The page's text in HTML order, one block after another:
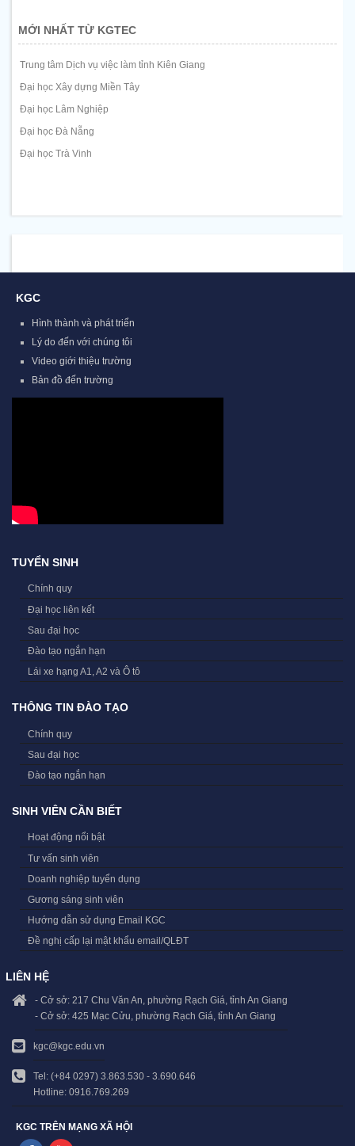
MỚI NHẤT TỪ KGTEC
Trung tâm Dịch vụ việc làm tỉnh Kiên Giang
Đại học Xây dựng Miền Tây
Đại học Lâm Nghiệp
Đại học Đà Nẵng
Đại học Trà Vinh
KGC
Hình thành và phát triển
Lý do đến với chúng tôi
Video giới thiệu trường
Bản đồ đến trường
TUYỂN SINH
Chính quy
Đại học liên kết
Sau đại học
Đào tạo ngắn hạn
Lái xe hạng A1, A2 và Ô tô
THÔNG TIN ĐÀO TẠO
Chính quy
Sau đại học
Đào tạo ngắn hạn
SINH VIÊN CẦN BIẾT
Hoạt động nổi bật
Tư vấn sinh viên
Doanh nghiệp tuyển dụng
Gương sáng sinh viên
Hướng dẫn sử dụng Email KGC
Đề nghị cấp lại mật khẩu email/QLĐT
LIÊN HỆ
- Cở sở: 217 Chu Văn An, phường Rạch Giá, tỉnh An Giang
- Cở sở: 425 Mạc Cửu, phường Rạch Giá, tỉnh An Giang
kgc@kgc.edu.vn
Tel: (+84 0297) 3.863.530 - 3.690.646
Hotline: 0916.769.269
KGC TRÊN MẠNG XÃ HỘI